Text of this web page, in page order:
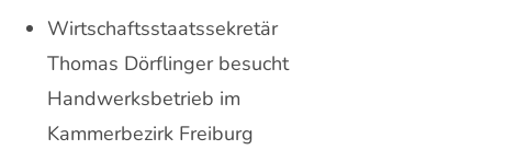
Wirtschaftsstaatssekretär
Thomas Dörflinger besucht
Handwerksbetrieb im
Kammerbezirk Freiburg